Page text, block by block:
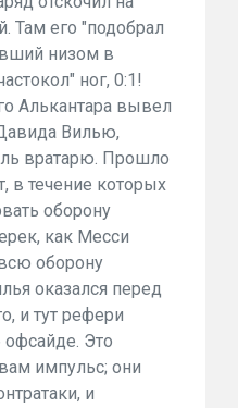
Там его "подобрал
низом в
ног, 0:1!
Алькантара вывел
Вилью,
вратарю. Прошло
в течение которых
оборону
как Месси
оборону
оказался перед
и тут рефери
офсайде. Это
импульс; они
и